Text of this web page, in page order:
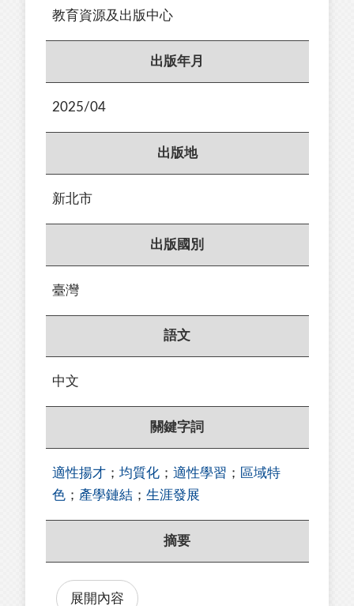
教育資源及出版中心
出版年月
2025/04
出版地
新北市
出版國別
臺灣
語文
中文
關鍵字詞
適性揚才 ； 均質化 ； 適性學習 ； 區域特
色 ； 產學鏈結 ； 生涯發展
摘要
展開內容